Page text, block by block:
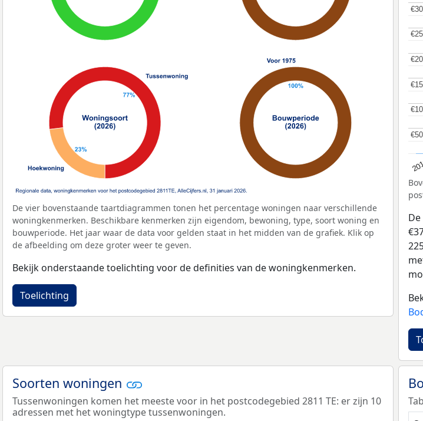
De vier bovenstaande taartdiagrammen tonen het percentage woningen naar verschillende
woningkenmerken. Beschikbare kenmerken zijn eigendom, bewoning, type, soort woning en
bouwperiode. Het jaar waar de data voor gelden staat in het midden van de grafiek. Klik op
de afbeelding om deze groter weer te geven.
Bekijk onderstaande toelichting voor de definities van de woningkenmerken.
Toelichting
Soorten woningen
Tussenwoningen komen het meeste voor in het postcodegebied 2811 TE: er zijn 10
adressen met het woningtype tussenwoningen.